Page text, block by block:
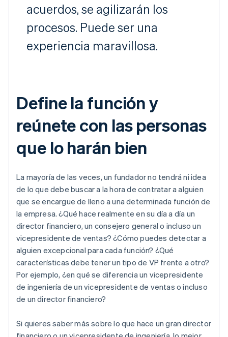
acuerdos, se agilizarán los
procesos. Puede ser una
experiencia maravillosa.
Define la función y
reúnete con las personas
que lo harán bien
La mayoría de las veces, un fundador no tendrá ni idea
de lo que debe buscar a la hora de contratar a alguien
que se encargue de lleno a una determinada función de
la empresa. ¿Qué hace realmente en su día a día un
director financiero, un consejero general o incluso un
vicepresidente de ventas? ¿Cómo puedes detectar a
alguien excepcional para cada función? ¿Qué
características debe tener un tipo de VP frente a otro?
Por ejemplo, ¿en qué se diferencia un vicepresidente
de ingeniería de un vicepresidente de ventas o incluso
de un director financiero?
Si quieres saber más sobre lo que hace un gran director